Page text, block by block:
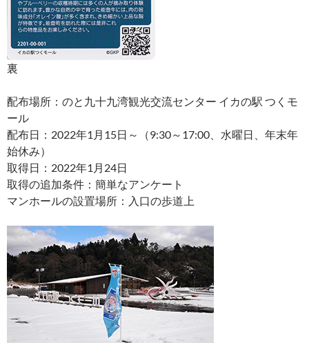
裏
配布場所：のと九十九湾観光交流センター イカの駅 つくモ
ール
配布日：2022年1月15日～（9:30～17:00、水曜日、年末年
始休み）
取得日：2022年1月24日
取得の追加条件：簡単なアンケート
マンホールの設置場所：入口の歩道上